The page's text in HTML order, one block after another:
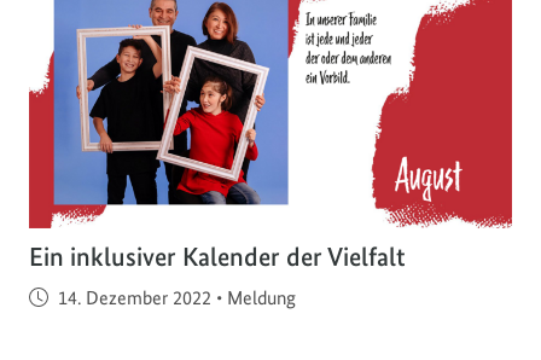
Ein inklusiver Kalender der Vielfalt
Veröffentlicht am
14. Dezember 2022 • Meldung